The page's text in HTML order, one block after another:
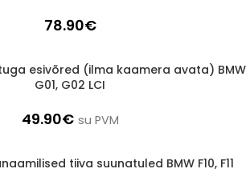
78.90€
esivõred (ilma kaamera avata) BMW
G01, G02 LCI
49.90€ su PVM
tiiva suunatuled BMW F10, F11